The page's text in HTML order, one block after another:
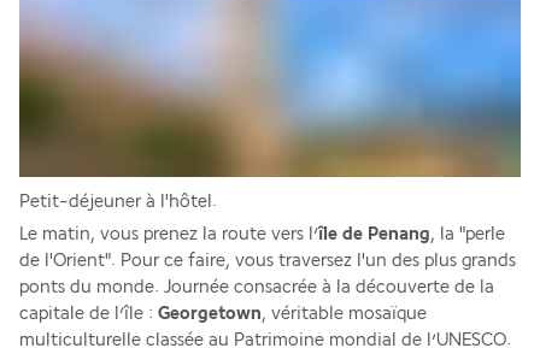
Petit-déjeuner à l'hôtel.
Le matin, vous prenez la route vers l’île de Penang, la "perle
de l'Orient". Pour ce faire, vous traversez l'un des plus grands
ponts du monde. Journée consacrée à la découverte de la
capitale de l’île : Georgetown, véritable mosaïque
multiculturelle classée au Patrimoine mondial de l’UNESCO.